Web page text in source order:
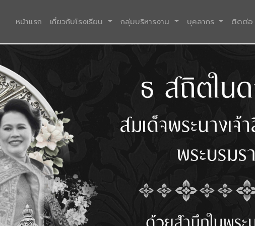
หน้าแรก (current)
เกี่ยวกับโรงเรียน กลุ่มบริหารงาน บุคลากร ติดต่อ